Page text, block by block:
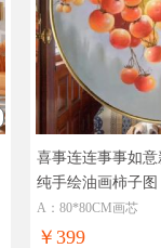
喜事连连事事如
纯手绘油画柿子图
手绘油画柿子图
A：80*80CM画芯
￥399